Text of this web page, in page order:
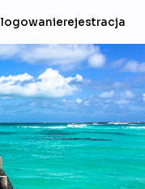
logowanierejestracja